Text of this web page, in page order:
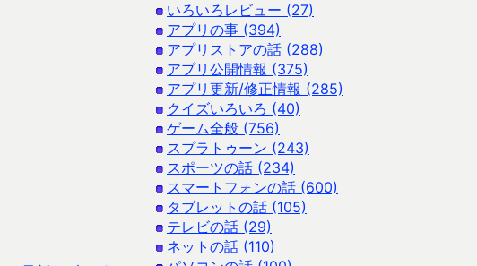
いろいろレビュー (27)
アプリの事 (394)
アプリストアの話 (288)
アプリ公開情報 (375)
アプリ更新/修正情報 (285)
クイズいろいろ (40)
ゲーム全般 (756)
スプラトゥーン (243)
スポーツの話 (234)
スマートフォンの話 (600)
タブレットの話 (105)
テレビの話 (29)
ネットの話 (110)